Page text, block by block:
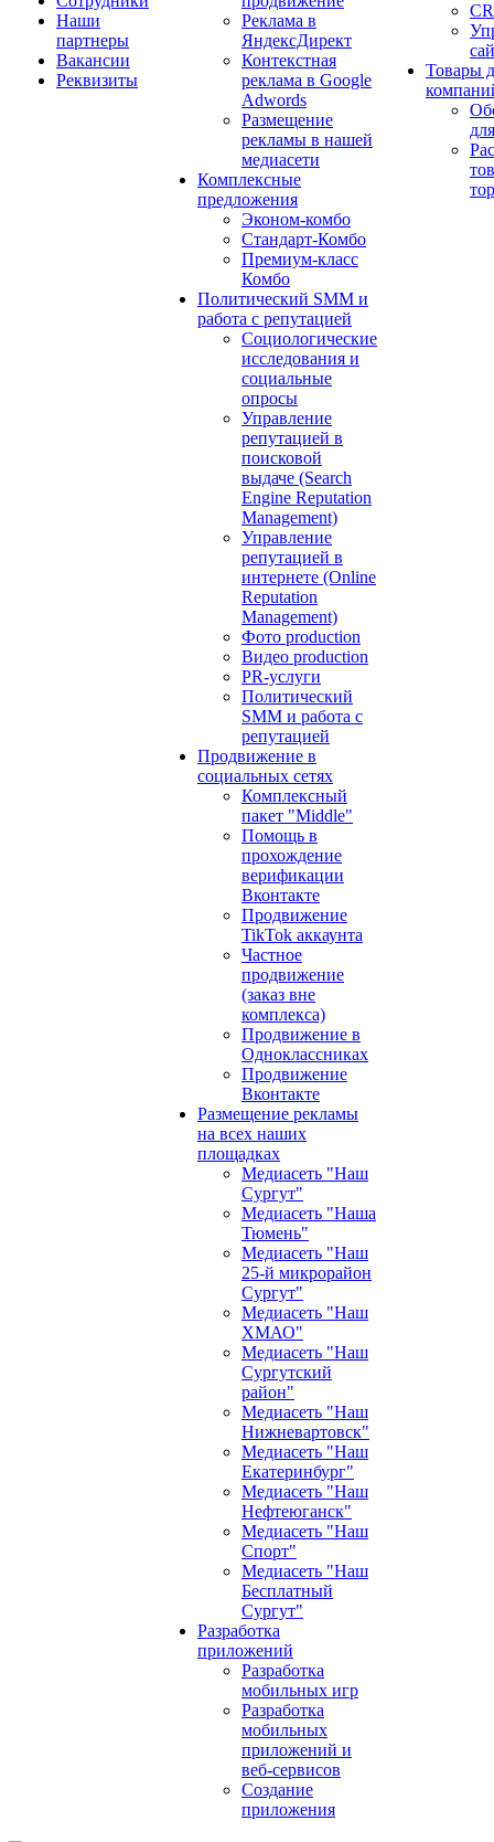
Наши
партнеры
Вакансии
Реквизиты
Реклама в
ЯндексДирект
Контекстная
реклама в Google
Adwords
Размещение
рекламы в нашей
медиасети
Комплексные
предложения
Эконом-комбо
Стандарт-Комбо
Премиум-класс
Комбо
Политический SMM и
работа с репутацией
Социологические
исследования и
социальные
опросы
Управление
репутацией в
поисковой
выдаче (Search
Engine Reputation
Management)
Управление
репутацией в
интернете (Online
Reputation
Management)
Фото production
Видео production
PR-услуги
Политический
SMM и работа с
репутацией
Продвижение в
социальных сетях
Комплексный
пакет "Middle"
Помощь в
прохождение
верификации
Вконтакте
Продвижение
TikTok аккаунта
Частное
продвижение
(заказ вне
комплекса)
Продвижение в
Одноклассниках
Продвижение
Вконтакте
Размещение рекламы
на всех наших
площадках
Медиасеть "Наш
Сургут"
Медиасеть "Наша
Тюмень"
Медиасеть "Наш
25-й микрорайон
Сургут"
Медиасеть "Наш
ХМАО"
Медиасеть "Наш
Сургутский
район"
Медиасеть "Наш
Нижневартовск"
Медиасеть "Наш
Екатеринбург"
Медиасеть "Наш
Нефтеюганск"
Медиасеть "Наш
Спорт"
Медиасеть "Наш
Бесплатный
Сургут"
Разработка
приложений
Разработка
мобильных игр
Разработка
мобильных
приложений и
веб-сервисов
Создание
приложения
Товары